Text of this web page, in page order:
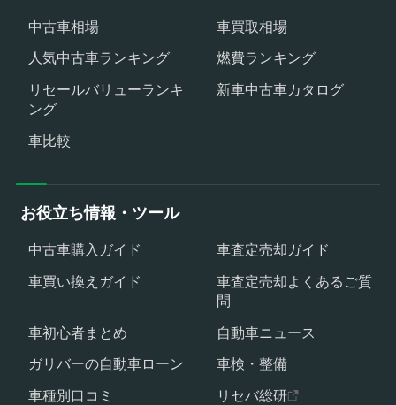
中古車相場
車買取相場
人気中古車ランキング
燃費ランキング
リセールバリューランキ
ング
新車中古車カタログ
車比較
お役立ち情報・ツール
中古車購入ガイド
車査定売却ガイド
車買い換えガイド
車査定売却よくあるご質
問
車初心者まとめ
自動車ニュース
ガリバーの自動車ローン
車検・整備
車種別口コミ
リセバ総研